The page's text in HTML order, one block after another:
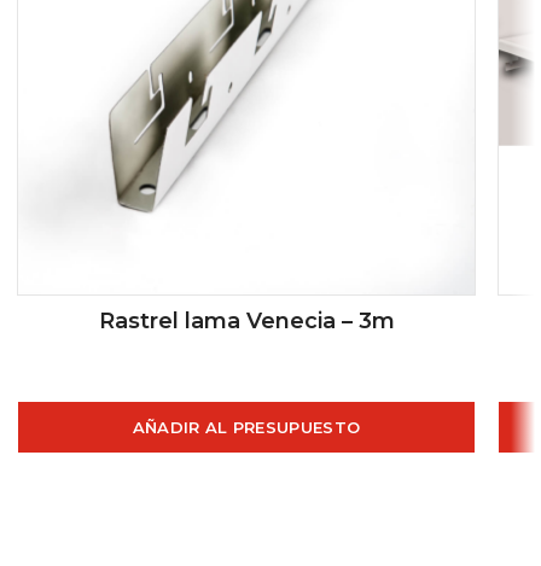
Rastrel lama Venecia – 3m
AÑADIR AL PRESUPUESTO